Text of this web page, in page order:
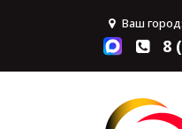
Ваш город:
8